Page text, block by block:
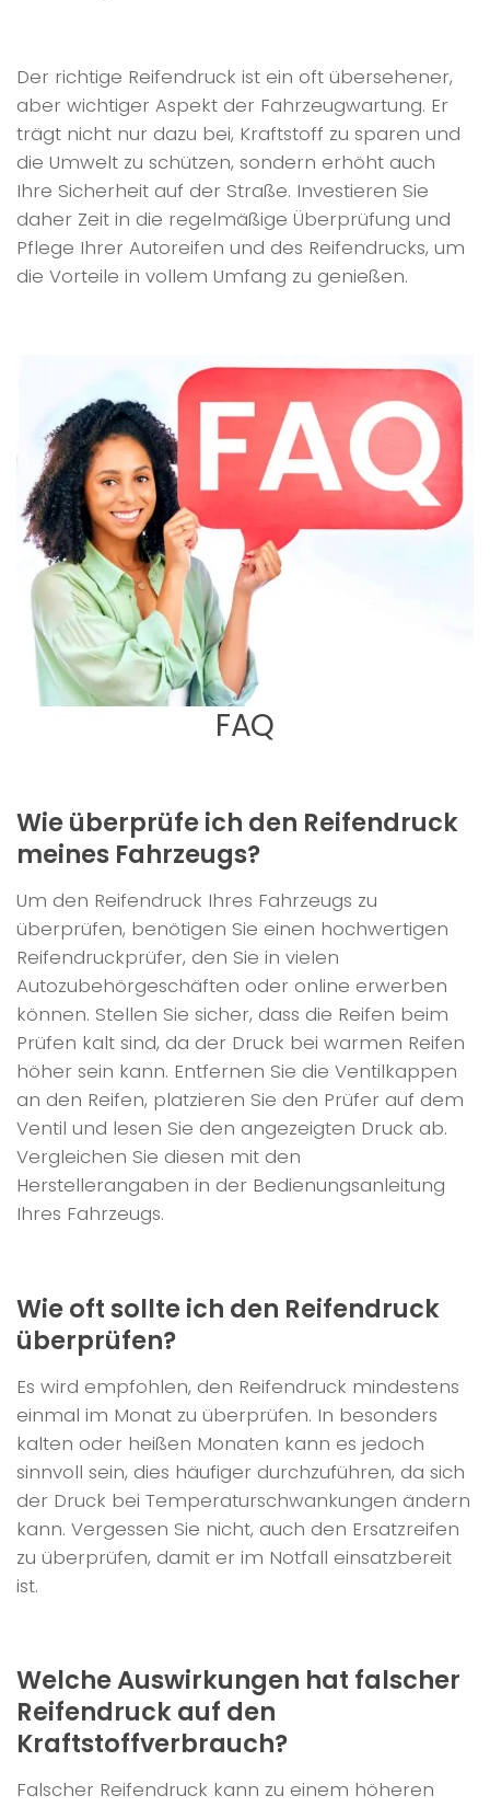
Der richtige Reifendruck ist ein oft übersehener,
aber wichtiger Aspekt der Fahrzeugwartung. Er
trägt nicht nur dazu bei, Kraftstoff zu sparen und
die Umwelt zu schützen, sondern erhöht auch
Ihre Sicherheit auf der Straße. Investieren Sie
daher Zeit in die regelmäßige Überprüfung und
Pflege Ihrer Autoreifen und des Reifendrucks, um
die Vorteile in vollem Umfang zu genießen.
FAQ
Wie überprüfe ich den Reifendruck
meines Fahrzeugs?
Um den Reifendruck Ihres Fahrzeugs zu
überprüfen, benötigen Sie einen hochwertigen
Reifendruckprüfer, den Sie in vielen
Autozubehörgeschäften oder online erwerben
können. Stellen Sie sicher, dass die Reifen beim
Prüfen kalt sind, da der Druck bei warmen Reifen
höher sein kann. Entfernen Sie die Ventilkappen
an den Reifen, platzieren Sie den Prüfer auf dem
Ventil und lesen Sie den angezeigten Druck ab.
Vergleichen Sie diesen mit den
Herstellerangaben in der Bedienungsanleitung
Ihres Fahrzeugs.
Wie oft sollte ich den Reifendruck
überprüfen?
Es wird empfohlen, den Reifendruck mindestens
einmal im Monat zu überprüfen. In besonders
kalten oder heißen Monaten kann es jedoch
sinnvoll sein, dies häufiger durchzuführen, da sich
der Druck bei Temperaturschwankungen ändern
kann. Vergessen Sie nicht, auch den Ersatzreifen
zu überprüfen, damit er im Notfall einsatzbereit
ist.
Welche Auswirkungen hat falscher
Reifendruck auf den
Kraftstoffverbrauch?
Falscher Reifendruck kann zu einem höheren